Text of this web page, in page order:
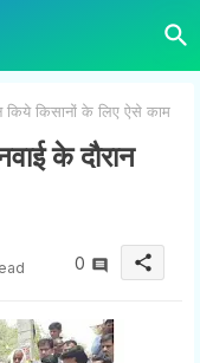
किये किसानों के लिए ऐसे काम
के दौरान
0 share